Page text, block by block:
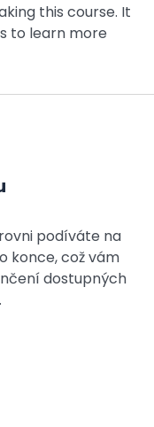
this course. It
to learn more
podíváte na
konce, což vám
dostupných